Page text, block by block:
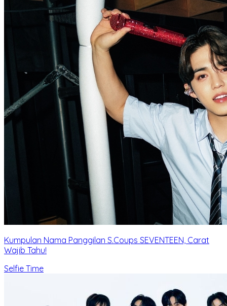
Kumpulan Nama Panggilan S.Coups SEVENTEEN, Carat
Wajib Tahu!
Selfie Time